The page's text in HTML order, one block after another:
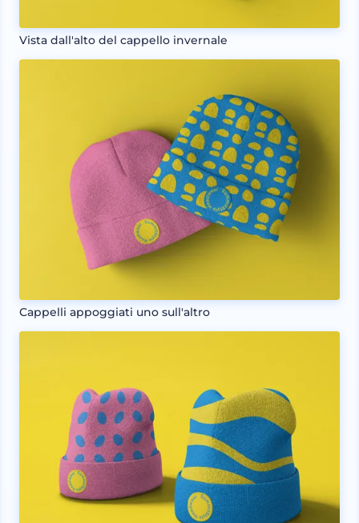
Vista dall'alto del cappello invernale
Cappelli appoggiati uno sull'altro